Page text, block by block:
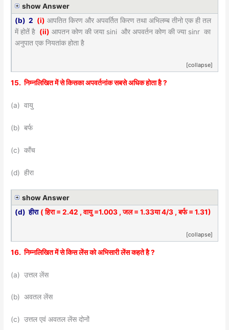
show Answer
(b) 2 (i) आपतित किरण और अपवर्तित किरण तथा अभिलम्ब तीनो एक ही तल
में होतें है (ii) आपतन कोण की जया sini और अपवर्तन कोण की ज्या sinr का
अनुपात एक नियतांक होता है
[collapse]
15. निम्नलिखित में से किसका अपवर्तनांक सबसे अधिक होता है ?
(a) वायु
(b) बर्फ
(c) काँच
(d) हीरा
show Answer
(d) हीरा ( हिरा = 2.42 , वायु =1.003 , जल = 1.33या 4/3 , बर्फ = 1.31)
[collapse]
16. निम्नलिखित में से किस लेंस को अभिसारी लेंस कहते है ?
(a) उत्तल लेंस
(b) अवतल लेंस
(c) उत्तल एवं अवतल लेंस दोनों